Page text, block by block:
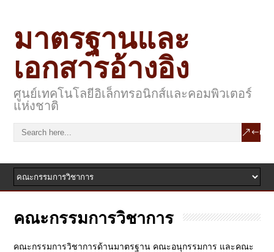
มาตรฐานและ
เอกสารอ้างอิง
ศูนย์เทคโนโลยีอิเล็กทรอนิกส์และคอมพิวเตอร์
แห่งชาติ
คณะกรรมการวิชาการ
คณะกรรมการวิชาการด้านมาตรฐาน คณะอนุกรรมการ และคณะ